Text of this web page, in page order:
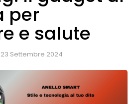
per
e salute
23 Settembre 2024